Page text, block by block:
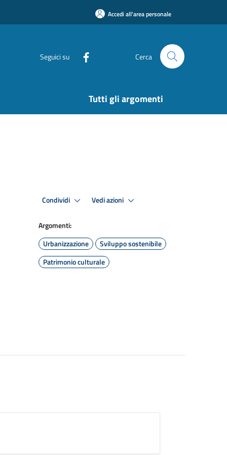
Accedi all'area personale
Seguici su Cerca
Tutti gli argomenti
Condividi Vedi azioni
Argomenti:
Urbanizzazione
Sviluppo sostenibile
Patrimonio culturale